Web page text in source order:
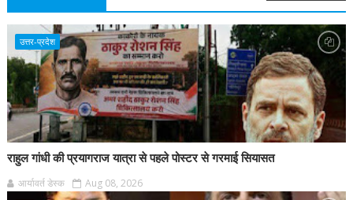
उत्तर-प्रदेश
राहुल गांधी की प्रयागराज यात्रा से पहले पोस्टर से गरमाई सियासत
आर्यावर्त डेस्क Aug 08, 2026